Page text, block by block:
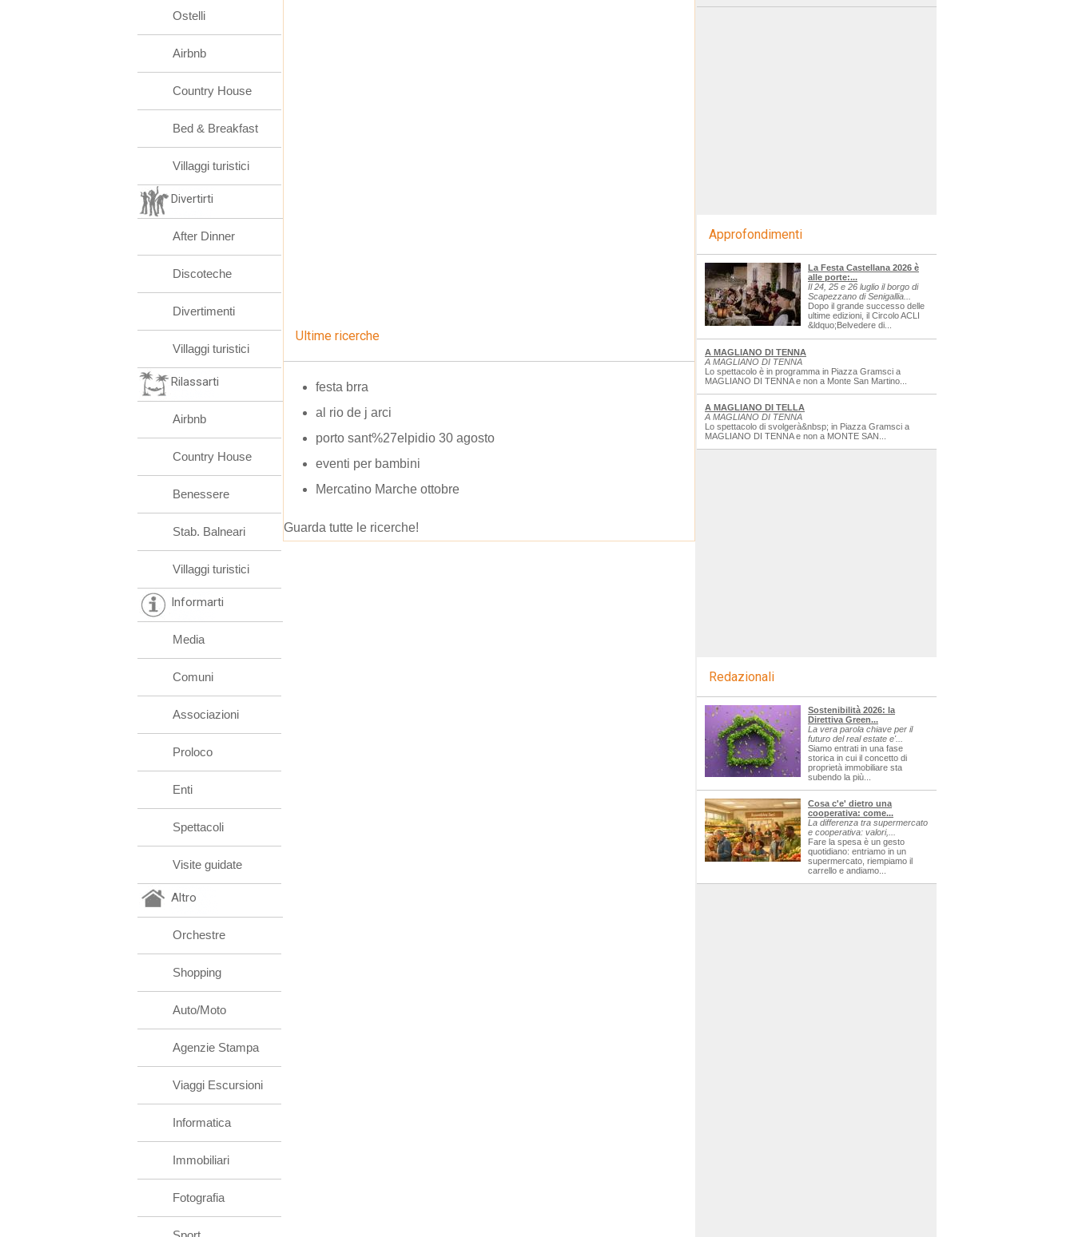
Ultime ricerche
festa brra
al rio de j arci
porto sant%27elpidio 30 agosto
eventi per bambini
Mercatino Marche ottobre
Guarda tutte le ricerche!
Ostelli
Airbnb
Country House
Bed & Breakfast
Villaggi turistici
Divertirti
After Dinner
Discoteche
Divertimenti
Villaggi turistici
Rilassarti
Airbnb
Country House
Benessere
Stab. Balneari
Villaggi turistici
Informarti
Media
Comuni
Associazioni
Proloco
Enti
Spettacoli
Visite guidate
Altro
Orchestre
Shopping
Auto/Moto
Agenzie Stampa
Viaggi Escursioni
Informatica
Immobiliari
Fotografia
Approfondimenti
La Festa Castellana 2026 è
alle porte:...
Il 24, 25 e 26 luglio il borgo di
Scapezzano di Senigallia...
Dopo il grande successo delle
ultime edizioni, il Circolo ACLI
&ldquo;Belvedere di...
A MAGLIANO DI TENNA
A MAGLIANO DI TENNA
Lo spettacolo è in programma in Piazza Gramsci a
MAGLIANO DI TENNA e non a Monte San Martino...
A MAGLIANO DI TELLA
A MAGLIANO DI TENNA
Lo spettacolo di svolgerà&nbsp; in Piazza Gramsci a
MAGLIANO DI TENNA e non a MONTE SAN...
Redazionali
Sostenibilità 2026: la
Direttiva Green...
La vera parola chiave per il
futuro del real estate e'...
Siamo entrati in una fase
storica in cui il concetto di
proprietà immobiliare sta
subendo la più...
Cosa c'e' dietro una
cooperativa: come...
La differenza tra supermercato
e cooperativa: valori,...
Fare la spesa è un gesto
quotidiano: entriamo in un
supermercato, riempiamo il
carrello e andiamo...